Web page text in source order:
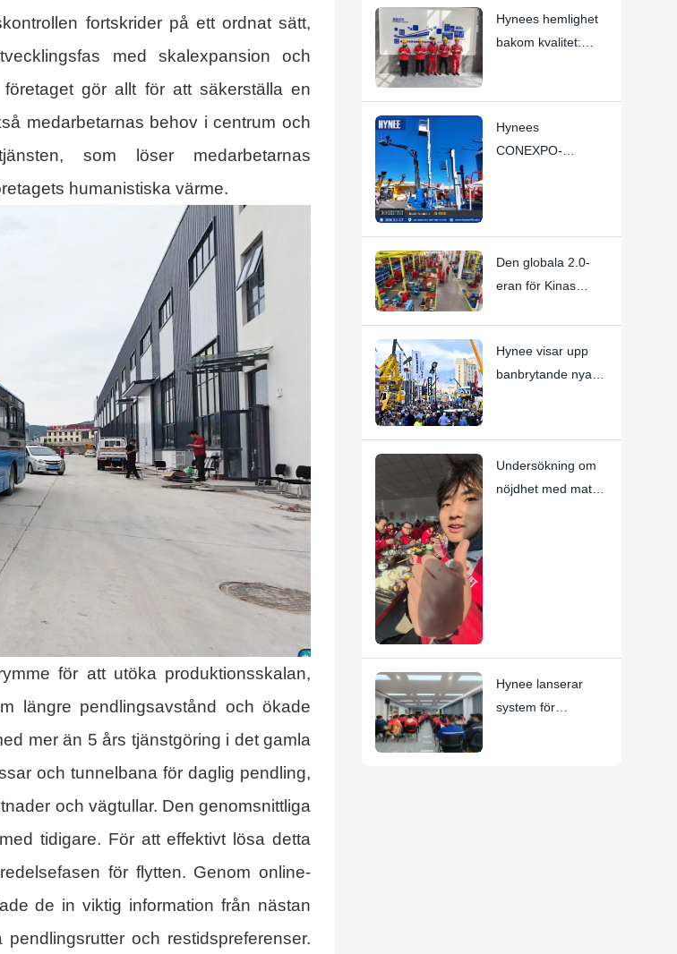
fortskrider på ett ordnat sätt,
med skalexpansion och
gör allt för att säkerställa en
medarbetarnas behov i centrum och
som löser medarbetarnas
humanistiska värme.
för att utöka produktionsskalan,
längre pendlingsavstånd och ökade
mer än 5 års tjänstgöring i det gamla
och tunnelbana för daglig pendling,
och vägtullar. Den genomsnittliga
tidigare. För att effektivt lösa detta
för flytten. Genom online-
de in viktig information från nästan
och restidspreferenser.
Hynees hemlighet
bakom kvalitet:
Hynees
CONEXPO-
Den globala 2.0-
eran för Kinas
Hynee visar upp
banbrytande nya
CON/AGG 2026!
Undersökning om
nöjdhet med maten
Hynee lanserar
system för